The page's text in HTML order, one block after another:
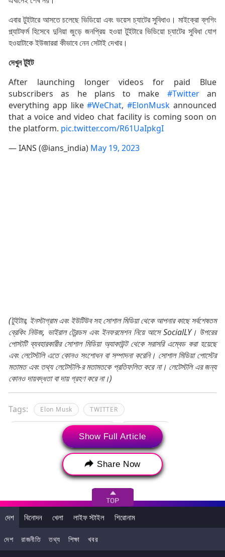
এবার টুইটারে আসতে চলেছে ভিডিয়ো এবং ভয়েস চ্যাটের সুবিধাও। মাইক্রো ব্লগিং
প্ল্যাটফর্ম হিসেবে দুনিয়া জুড়ে জনপ্রিয় হওয়া টুইটারে ভিডিয়ো চ্যাটের সুবিধা যোগ
হওয়াটাকে ইউজাররা কীভাবে নেন সেটাই দেখার।
দেখুন টুইট
After launching longer videos for paid Blue
subscribers as he plans to make #Twitteran
everything app like#WeChat,#ElonMusk announced
that a voice and video chat facility is coming soon on
the platform. pic.twitter.com/R61UaIpkgI
— IANS (@ians_india) May 19, 2023
(টুইটার, ইনস্টাগ্রাম এবং ইউটিউব সহ সোশাল মিডিয়া থেকে আপনার কাছে সর্বশেষতম
ব্রেকিং নিউজ, ভাইরাল ট্রেন্ডস এবং ইনফরমেশন নিয়ে আসে SocialLY। উপরের
পোস্টটি ব্যবহারকারীর সোশাল মিডিয়া অ্যাকাউন্ট থেকে সরাসরি এম্বেড করা হয়েছে
এবং লেটেস্টলি এতে কোনও সংশোধন বা সম্পাদনা করেনি। সোশাল মিডিয়া পোস্টের
মতামত এবং তথ্য লেটেস্টলি-র মতামতকে প্রতিফলিত করে না। লেটেস্টলি এর জন্য
কোনও দায়বদ্ধতা বা দায় গ্রহণ করে না।)
Tags: Elon Musk TWITTER
Twitter Blue Tick Subscription Twitter CEO
Twitter Owner Elon Musk Video Chat
We Chat
Show Full Article
Share Now
দেশ বিনোদন খেলা লাইফ স্টাইল শিরোনাম
দেশ রাজনীতি তথ্য শিক্ষা খবর